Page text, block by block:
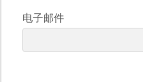
电子邮件